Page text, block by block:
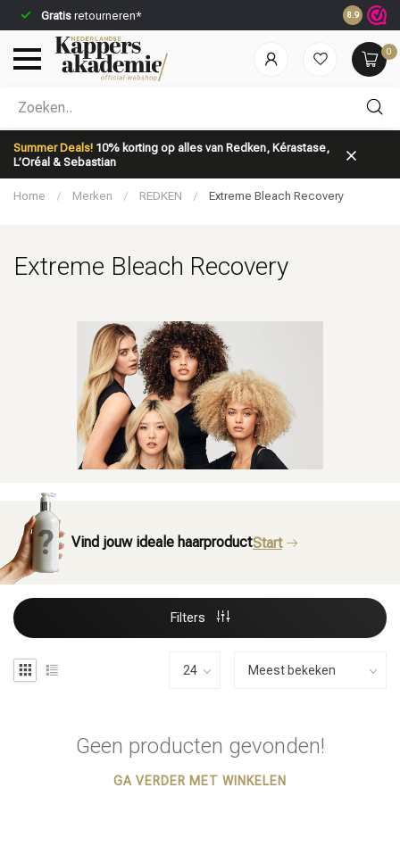
Gratis retourneren* Voor
8.9
0
Summer Deals! 10% korting op alles van Redken, Kérastase,
L’Oréal & Sebastian
Welke categorie ben jij naar op zoek?
Haarverzorging
Home / Merken / REDKEN / Extreme Bleach Recovery
Extreme Bleach Recovery
Vind jouw ideale haarproductStart
Filters
Geen producten gevonden!
GA VERDER MET WINKELEN